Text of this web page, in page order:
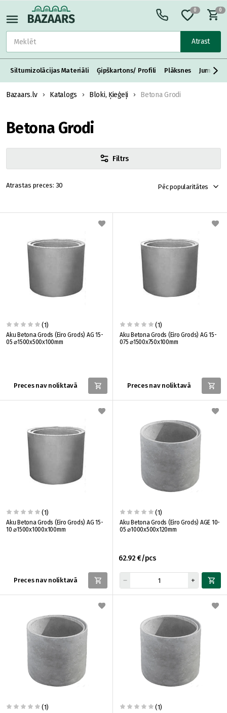
Atrast
0 0
Siltumizolācijas Materiāli Ģipškartons/ Profili Plāksnes Jumta
Bazaars.lv Katalogs Bloki, Ķieģeļi Betona Grodi
Betona Grodi
Filtrs
30 Pēc popularitātes
(1)
Aku Betona Grods (Eiro Grods) AG 15-
05 ⌀1500x500x100mm
Preces nav noliktavā
(1)
Aku Betona Grods (Eiro Grods) AG 15-
075 ⌀1500x750x100mm
Preces nav noliktavā
(1)
Aku Betona Grods (Eiro Grods) AG 15-
10 ⌀1500x1000x100mm
Preces nav noliktavā
(1)
Aku Betona Grods (Eiro Grods) AGE 10-
05 ⌀1000x500x120mm
62.92 €/pcs
(1) (1)